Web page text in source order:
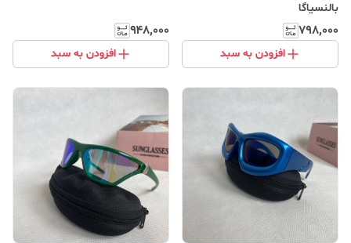
بالنسیاگا
۷۹۸٬۰۰۰
افزودن به سبد
۹۴۸٬۰۰۰
افزودن به سبد